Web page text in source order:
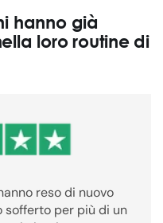
hanno già
loro routine di
reso di nuovo
sofferto per più di un